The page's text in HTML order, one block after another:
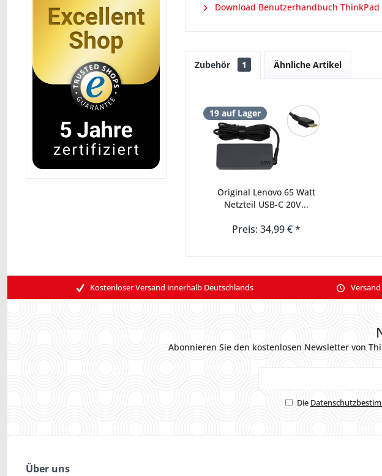
Download Benutzerhandbuch ThinkPad
Zubehör 1 Ähnliche Artikel
19 auf Lager
Original Lenovo 65 Watt
Netzteil USB-C 20V...
Preis: 34,99 € *
Kostenloser Versand innerhalb Deutschlands
Abonnieren Sie den kostenlosen Newsletter von
Die
Über uns